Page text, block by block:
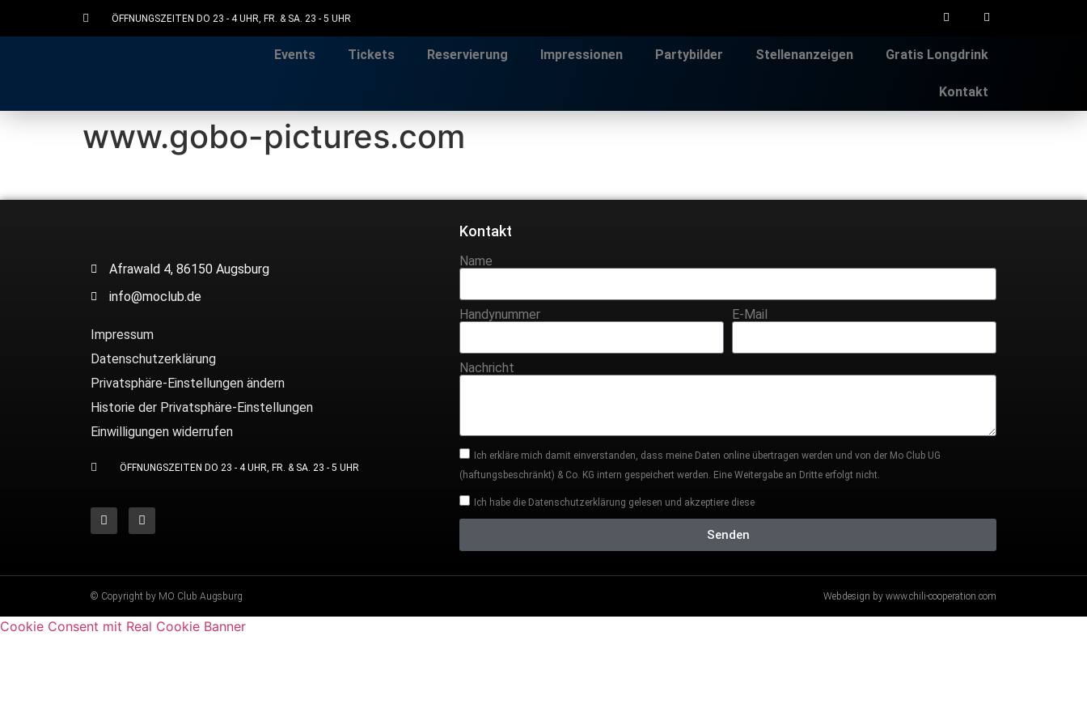
ÖFFNUNGSZEITEN DO 23 - 4 UHR, FR. & SA. 23 - 5 UHR
Events Tickets Reservierung Impressionen Partybilder Stellenanzeigen Gratis Longdrink
Kontakt
www.gobo-pictures.com
Afrawald 4, 86150 Augsburg
info@moclub.de
Impressum
Datenschutzerklärung
Privatsphäre-Einstellungen ändern
Historie der Privatsphäre-Einstellungen
Einwilligungen widerrufen
ÖFFNUNGSZEITEN DO 23 - 4 UHR, FR. & SA. 23 - 5 UHR
Kontakt
Name
Handynummer E-Mail
Nachricht
Ich erkläre mich damit einverstanden, dass meine Daten online übertragen werden und von der Mo Club UG
(haftungsbeschränkt) & Co. KG intern gespeichert werden. Eine Weitergabe an Dritte erfolgt nicht.
Ich habe die Datenschutzerklärung gelesen und akzeptiere diese
Senden
© Copyright by MO Club Augsburg Webdesign by www.chili-cooperation.com
Cookie Consent mit Real Cookie Banner